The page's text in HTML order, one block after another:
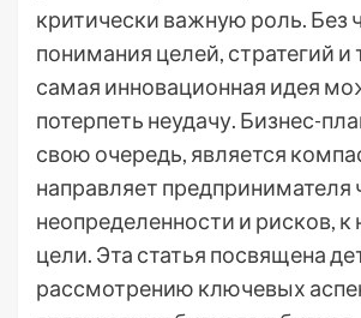
критически важную роль. Без
понимания целей, стратегий и
самая инновационная идея
потерпеть неудачу. Бизнес-
свою очередь, является
направляет предпринимателя
неопределенности и рисков, к
цели. Эта статья посвящена
рассмотрению ключевых